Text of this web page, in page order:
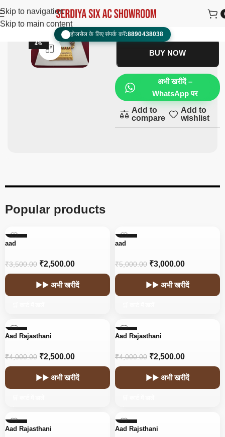
Skip to navigation
Skip to main content
📞 होलसेल के लिए संपर्क करें:8890438038
4%
Click to enlarge
Tewta
₹2,500.00
BUY NOW
अभी खरीदें –
WhatsApp पर
Add to
compare
Add to
wishlist
Popular products
-29%
aad
₹3,500.00 ₹2,500.00
▶▶ अभी खरीदें
-40%
aad
₹5,000.00 ₹3,000.00
▶▶ अभी खरीदें
-38%
Aad Rajasthani
₹4,000.00 ₹2,500.00
▶▶ अभी खरीदें
-38%
Aad Rajasthani
₹4,000.00 ₹2,500.00
▶▶ अभी खरीदें
-38%
Aad Rajasthani
-55%
Aad Rajsthani